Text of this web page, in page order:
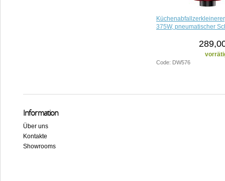
375W, pneumatischer
Code: DW576
Information
Über uns
Kontakte
Showrooms